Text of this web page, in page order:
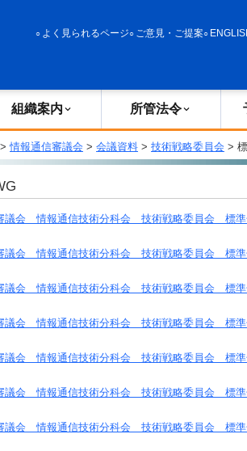
よく見られるページ ご意見・ご提案
組織案内 所管法令
>情報通信審議会 > 会議資料 > 技術戦略委員会 >
議会 情報通信技術分科会 技術戦略委員会 標準
議会 情報通信技術分科会 技術戦略委員会 標準
議会 情報通信技術分科会 技術戦略委員会 標準
議会 情報通信技術分科会 技術戦略委員会 標準
議会 情報通信技術分科会 技術戦略委員会 標準
議会 情報通信技術分科会 技術戦略委員会 標準
議会 情報通信技術分科会 技術戦略委員会 標準